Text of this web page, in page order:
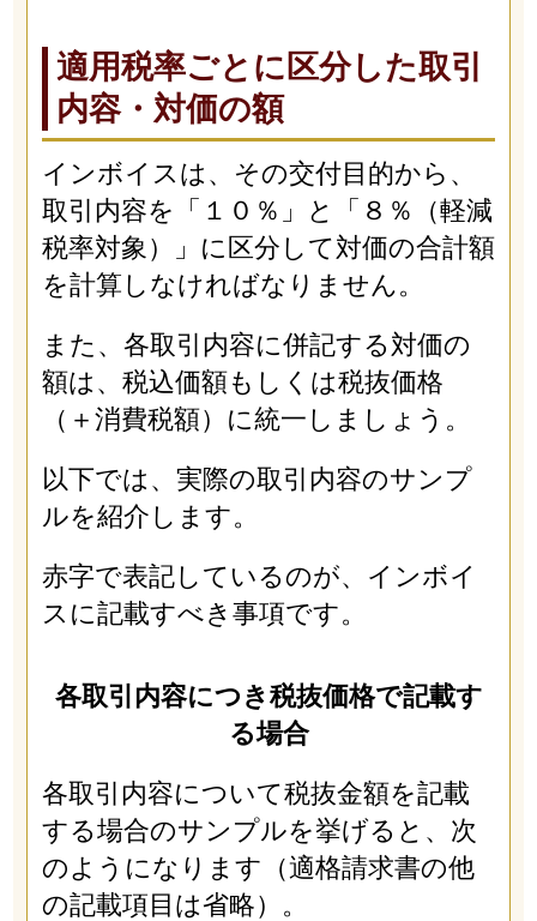
適用税率ごとに区分した取引
内容・対価の額
インボイスは、その交付目的から、
取引内容を「１０％」と「８％（軽減
税率対象）」に区分して対価の合計額
を計算しなければなりません。
また、各取引内容に併記する対価の
額は、税込価額もしくは税抜価格
（＋消費税額）に統一しましょう。
以下では、実際の取引内容のサンプ
ルを紹介します。
赤字で表記しているのが、インボイ
スに記載すべき事項です。
各取引内容につき税抜価格で記載す
る場合
各取引内容について税抜金額を記載
する場合のサンプルを挙げると、次
のようになります（適格請求書の他
の記載項目は省略）。